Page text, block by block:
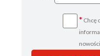
* Chcę